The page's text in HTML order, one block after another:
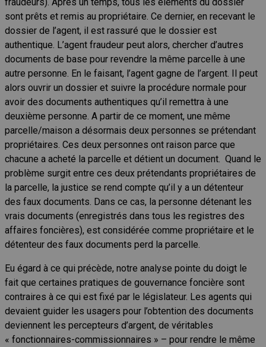
sont prêts et remis au propriétaire. Ce dernier, en recevant le
dossier de l’agent, il est rassuré que le dossier est
authentique. L’agent fraudeur peut alors, chercher d’autres
documents de base pour revendre la même parcelle à une
autre personne. En le faisant, l’agent gagne de l’argent. Il peut
alors ouvrir un dossier et suivre la procédure normale pour
avoir des documents authentiques qu’il remettra à une
deuxième personne. A partir de ce moment, une même
parcelle/maison a désormais deux personnes se prétendant
propriétaires. Ces deux personnes ont raison parce que
chacune a acheté la parcelle et détient un document. Quand le
problème surgit entre ces deux prétendants propriétaires de
la parcelle, la justice se rend compte qu’il y a un détenteur
des faux documents. Dans ce cas, la personne détenant les
vrais documents (enregistrés dans tous les registres des
affaires foncières), est considérée comme propriétaire et le
détenteur des faux documents perd la parcelle.
Eu égard à ce qui précède, notre analyse pointe du doigt le
fait que certaines pratiques de gouvernance foncière sont
contraires à ce qui est fixé par le législateur. Les agents qui
devaient guider les usagers pour l’obtention des documents
deviennent les percepteurs d’argent, de véritables
« fonctionnaires-commissionnaires » – pour rendre le même